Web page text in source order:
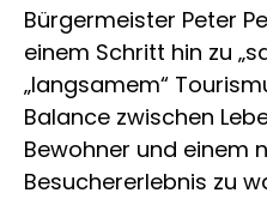
Bürgermeister Peter
einem Schritt hin zu
„langsamem“
Balance zwischen
Bewohner und einem
Besuchererlebnis zu